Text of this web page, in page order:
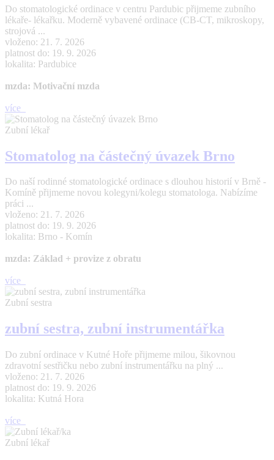
Do stomatologické ordinace v centru Pardubic přijmeme zubního
lékaře- lékařku. Moderně vybavené ordinace (CB-CT, mikroskopy,
strojová ...
vloženo: 21. 7. 2026
platnost do: 19. 9. 2026
lokalita: Pardubice
mzda: Motivační mzda
více
Zubní lékař
Stomatolog na částečný úvazek Brno
Do naší rodinné stomatologické ordinace s dlouhou historií v Brně -
Komíně přijmeme novou kolegyni/kolegu stomatologa. Nabízíme
práci ...
vloženo: 21. 7. 2026
platnost do: 19. 9. 2026
lokalita: Brno - Komín
mzda: Základ + provize z obratu
více
Zubní sestra
zubní sestra, zubní instrumentářka
Do zubní ordinace v Kutné Hoře přijmeme milou, šikovnou
zdravotní sestřičku nebo zubní instrumentářku na plný ...
vloženo: 21. 7. 2026
platnost do: 19. 9. 2026
lokalita: Kutná Hora
více
Zubní lékař